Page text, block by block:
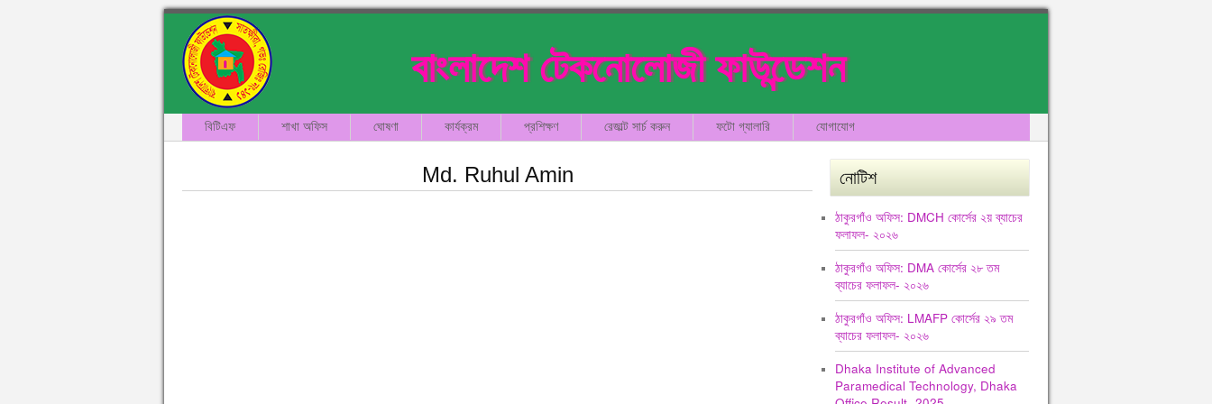
বাংলাদেশ টেকনোলোজী ফাউন্ডেশন
বিটিএফ শাখা অফিস ঘোষণা কার্যক্রম প্রশিক্ষণ রেজাল্ট সার্চ করুন ফটো গ্যালারি যোগাযোগ
Md. Ruhul Amin নোটিশ
ঠাকুরগাঁও অফিস: DMCH কোর্সের ২য় ব্যাচের
ফলাফল- ২০২৬
ঠাকুরগাঁও অফিস: DMA কোর্সের ২৮ তম
ব্যাচের ফলাফল- ২০২৬
ঠাকুরগাঁও অফিস: LMAFP কোর্সের ২৯ তম
ব্যাচের ফলাফল- ২০২৬
Dhaka Institute of Advanced
Paramedical Technology, Dhaka